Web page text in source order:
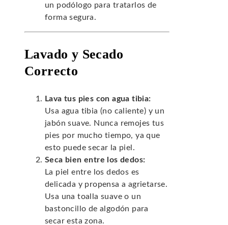
un podólogo para tratarlos de
forma segura.
Lavado y Secado
Correcto
Lava tus pies con agua tibia:
Usa agua tibia (no caliente) y un
jabón suave. Nunca remojes tus
pies por mucho tiempo, ya que
esto puede secar la piel.
Seca bien entre los dedos:
La piel entre los dedos es
delicada y propensa a agrietarse.
Usa una toalla suave o un
bastoncillo de algodón para
secar esta zona.